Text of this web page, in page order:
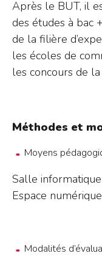
Après le BUT, il
des études à bac
de la filière
les écoles de
les concours de
Méthodes et
Moyens
Salle informatique
Espace
Modalités